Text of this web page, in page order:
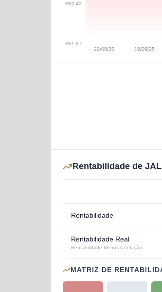
22/08/25 19/09/25
R$1,87
R$2,42
Rentabilidade de
Rentabilidade
Rentabilidade Real
Rentabilidade Menos A Inflação.
MATRIZ DE